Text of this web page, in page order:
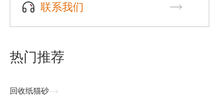
联系我们
热门推荐
回收纸猫砂